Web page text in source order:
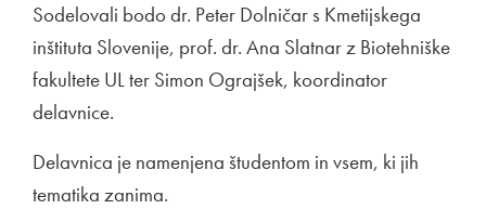
Sodelovali bodo dr. Peter Dolničar s Kmetijskega
inštituta Slovenije, prof. dr. Ana Slatnar z Biotehniške
fakultete UL ter Simon Ograjšek, koordinator
delavnice.
Delavnica je namenjena študentom in vsem, ki jih
tematika zanima.